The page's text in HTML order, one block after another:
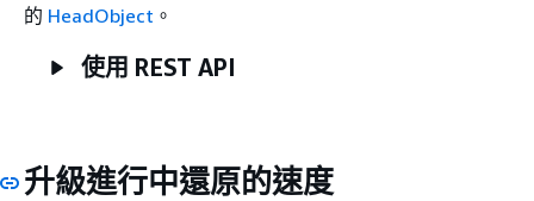
的 HeadObject 。
使用 REST API
升級進行中還原的速度